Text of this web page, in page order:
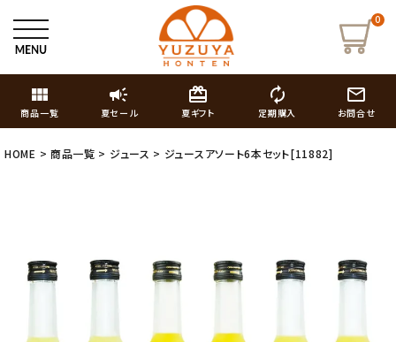
0
view_module
商品一覧
campaign
夏セール
card_giftcard
夏ギフト
autorenew
定期購入
mail_outline
お問合せ
HOME 商品一覧 ジュース ジュースアソート6本セット[11882]